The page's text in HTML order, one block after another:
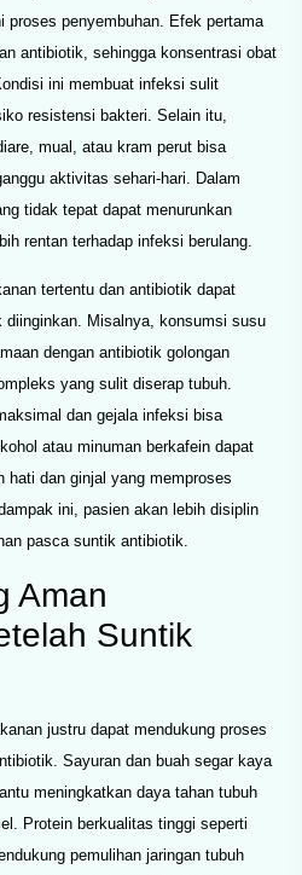
proses penyembuhan. Efek pertama
antibiotik, sehingga konsentrasi obat
ini membuat infeksi sulit
resistensi bakteri. Selain itu,
mual, atau kram perut bisa
aktivitas sehari-hari. Dalam
tidak tepat dapat menurunkan
rentan terhadap infeksi berulang.
tertentu dan antibiotik dapat
diinginkan. Misalnya, konsumsi susu
dengan antibiotik golongan
yang sulit diserap tubuh.
dan gejala infeksi bisa
atau minuman berkafein dapat
hati dan ginjal yang memproses
ini, pasien akan lebih disiplin
pasca suntik antibiotik.
Aman
Suntik
justru dapat mendukung proses
Sayuran dan buah segar kaya
meningkatkan daya tahan tubuh
Protein berkualitas tinggi seperti
pemulihan jaringan tubuh